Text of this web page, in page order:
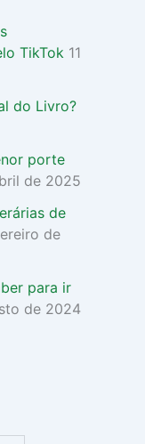
TikTok 11
do Livro?
porte
de 2025
de
de
para ir
de 2024